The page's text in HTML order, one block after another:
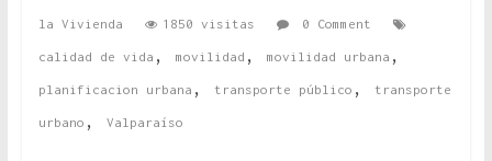
la Vivienda 1850 visitas 0 Comment
calidad de vida , movilidad , movilidad urbana ,
planificacion urbana , transporte público , transporte
urbano , Valparaíso